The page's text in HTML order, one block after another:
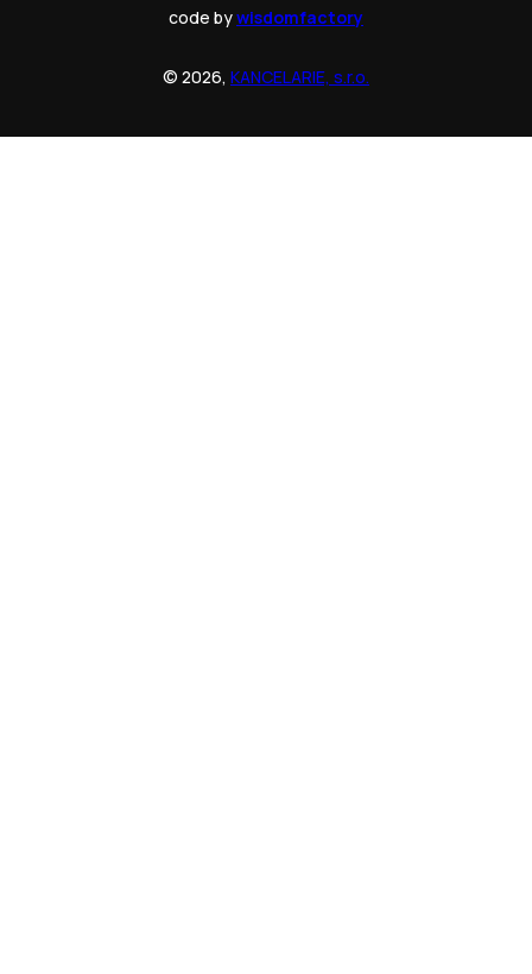
code bywisdomfactory
© 2026, KANCELARIE, s.r.o.